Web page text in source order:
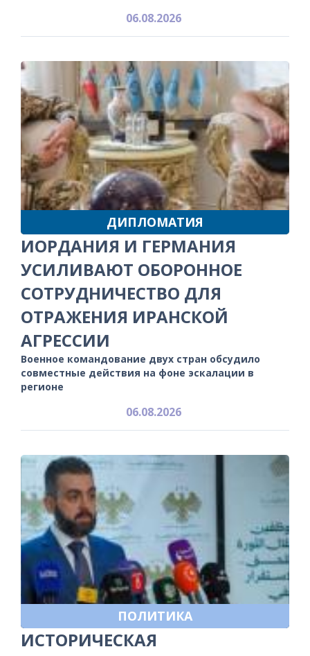
06.08.2026
ДИПЛОМАТИЯ
ИОРДАНИЯ И ГЕРМАНИЯ
УСИЛИВАЮТ ОБОРОННОЕ
СОТРУДНИЧЕСТВО ДЛЯ
ОТРАЖЕНИЯ ИРАНСКОЙ
АГРЕССИИ
Военное командование двух стран обсудило
совместные действия на фоне эскалации в
регионе
06.08.2026
ПОЛИТИКА
ИСТОРИЧЕСКАЯ